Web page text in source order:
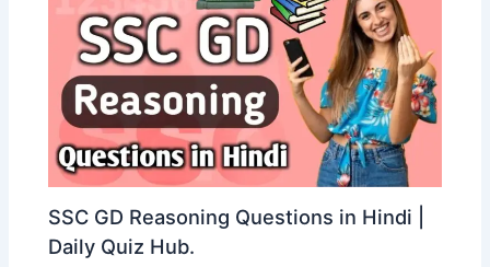
SSC GD Reasoning Questions in Hindi |
Daily Quiz Hub.